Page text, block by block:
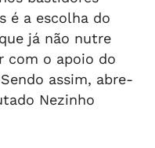
é a escolha do
já não nutre
com o apoio do
assim, abre-
Nezinho